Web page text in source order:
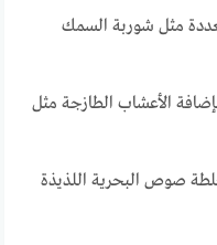
مثل شوربة السمك
الأعشاب الطازجة مثل
صوص البحرية اللذيذة